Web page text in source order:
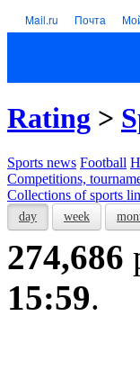
Mail.ru Почта
Rating >
Sports news Football
Competitions,
Collections of sports
day week
274,686
15:59.